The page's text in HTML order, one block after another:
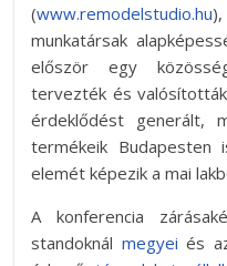
(www.remodelstudio.hu
munkatársak
először egy
tervezték és
érdeklődést generált,
termékeik
elemét képezik a mai
A konferencia
standoknál megyei és